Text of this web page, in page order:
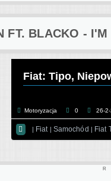
BLACKO -
Fiat: Tipo,
Motoryzacja 0 26-
 | Fiat | Samochód | Fiat